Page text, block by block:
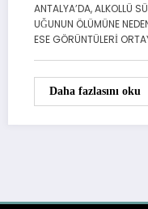
ANTALYA’DA, ALKOLLÜ
UĞUNUN ÖLÜMÜNE
ESE GÖRÜNTÜLERİ
Daha fazlasını oku